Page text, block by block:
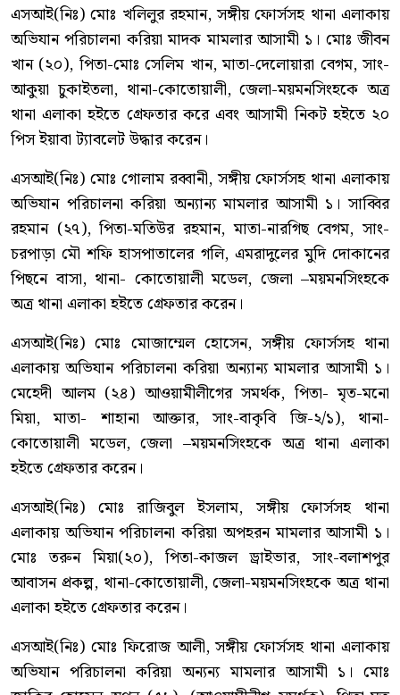
এসআই(নিঃ) মোঃ খলিলুর রহমান, সঙ্গীয় ফোর্সসহ থানা এলাকায়
অভিযান পরিচালনা করিয়া মাদক মামলার আসামী ১। মোঃ জীবন
খান (২০), পিতা-মোঃ সেলিম খান, মাতা-দেলোয়ারা বেগম, সাং-
আকুয়া চুকাইতলা, থানা-কোতোয়ালী, জেলা-ময়মনসিংহকে অত্র
থানা এলাকা হইতে গ্রেফতার করে এবং আসামী নিকট হইতে ২০
পিস ইয়াবা ট্যাবলেট উদ্ধার করেন।
এসআই(নিঃ) মোঃ গোলাম রব্বানী, সঙ্গীয় ফোর্সসহ থানা এলাকায়
অভিযান পরিচালনা করিয়া অন্যান্য মামলার আসামী ১। সাব্বির
রহমান (২৭), পিতা-মতিউর রহমান, মাতা-নারগিছ বেগম, সাং-
চরপাড়া মৌ শফি হাসপাতালের গলি, এমরাদুলের মুদি দোকানের
পিছনে বাসা, থানা- কোতোয়ালী মডেল, জেলা –ময়মনসিংহকে
অত্র থানা এলাকা হইতে গ্রেফতার করেন।
এসআই(নিঃ) মোঃ মোজাম্মেল হোসেন, সঙ্গীয় ফোর্সসহ থানা
এলাকায় অভিযান পরিচালনা করিয়া অন্যান্য মামলার আসামী ১।
মেহেদী আলম (২৪) আওয়ামীলীগের সমর্থক, পিতা- মৃত-মনো
মিয়া, মাতা- শাহানা আক্তার, সাং-বাকৃবি জি-২/১), থানা-
কোতোয়ালী মডেল, জেলা –ময়মনসিংহকে অত্র থানা এলাকা
হইতে গ্রেফতার করেন।
এসআই(নিঃ) মোঃ রাজিবুল ইসলাম, সঙ্গীয় ফোর্সসহ থানা
এলাকায় অভিযান পরিচালনা করিয়া অপহরন মামলার আসামী ১।
মোঃ তরুন মিয়া(২০), পিতা-কাজল ড্রাইভার, সাং-বলাশপুর
আবাসন প্রকল্প, থানা-কোতোয়ালী, জেলা-ময়মনসিংহকে অত্র থানা
এলাকা হইতে গ্রেফতার করেন।
এসআই(নিঃ) মোঃ ফিরোজ আলী, সঙ্গীয় ফোর্সসহ থানা এলাকায়
অভিযান পরিচালনা করিয়া অন্যন্য মামলার আসামী ১। মোঃ